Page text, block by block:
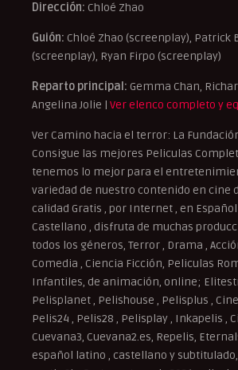
Dirección: Chloé Zhao
Guión: Chloé Zhao (screenplay), Patrick
(screenplay), Ryan Firpo (screenplay)
Reparto principal: Gemma Chan,
Angelina Jolie | Ver elenco completo y
Ver Camino hacia el terror: La
Consigue las mejores Peliculas
tenemos lo mejor para el
variedad de nuestro contenido en cine
calidad Gratis , por Internet , en Español
Castellano , disfruta de muchas
todos los géneros, Terror , Drama ,
Comedia , Ciencia Ficción, Peliculas
Infantiles, de animación, online;
Pelisplanet , Pelishouse , Pelisplus ,
Pelis24 , Pelis28 , Pelisplay , Inkapelis ,
Cuevana3, Cuevana2.es, Repelis,
español latino , castellano y